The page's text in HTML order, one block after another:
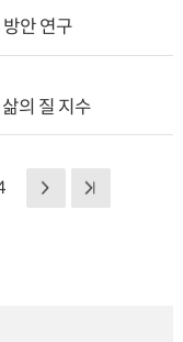
안 연구
의 질 지수